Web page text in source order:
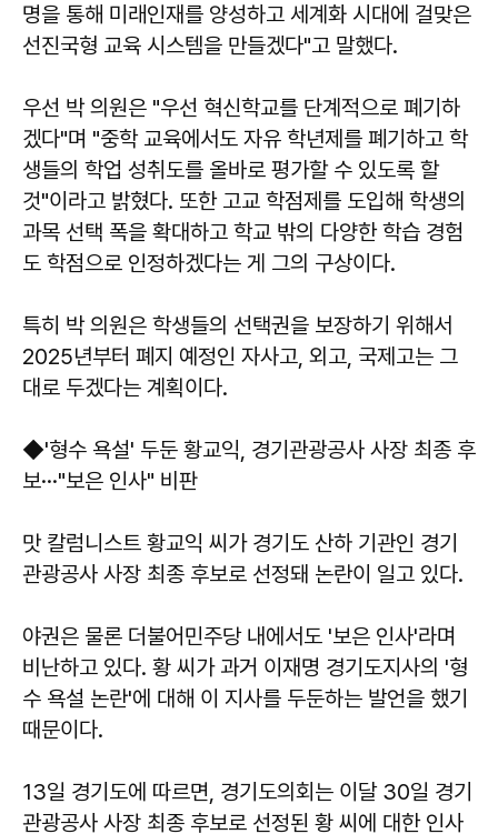
명을 통해 미래인재를 양성하고 세계화 시대에 걸맞은
선진국형 교육 시스템을 만들겠다"고 말했다.
우선 박 의원은 "우선 혁신학교를 단계적으로 폐기하
겠다"며 "중학 교육에서도 자유 학년제를 폐기하고 학
생들의 학업 성취도를 올바로 평가할 수 있도록 할
것"이라고 밝혔다. 또한 고교 학점제를 도입해 학생의
과목 선택 폭을 확대하고 학교 밖의 다양한 학습 경험
도 학점으로 인정하겠다는 게 그의 구상이다.
특히 박 의원은 학생들의 선택권을 보장하기 위해서
2025년부터 폐지 예정인 자사고, 외고, 국제고는 그
대로 두겠다는 계획이다.
◆'형수 욕설' 두둔 황교익, 경기관광공사 사장 최종 후
보···"보은 인사" 비판
맛 칼럼니스트 황교익 씨가 경기도 산하 기관인 경기
관광공사 사장 최종 후보로 선정돼 논란이 일고 있다.
야권은 물론 더불어민주당 내에서도 '보은 인사'라며
비난하고 있다. 황 씨가 과거 이재명 경기도지사의 '형
수 욕설 논란'에 대해 이 지사를 두둔하는 발언을 했기
때문이다.
13일 경기도에 따르면, 경기도의회는 이달 30일 경기
관광공사 사장 최종 후보로 선정된 황 씨에 대한 인사